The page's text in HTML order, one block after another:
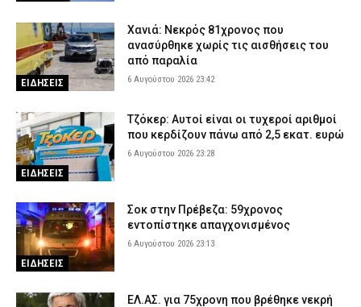
ΕΙΔΗΣΕΙΣ
Χανιά: Νεκρός 81χρονος που
ανασύρθηκε χωρίς τις αισθήσεις του
από παραλία
6 Αυγούστου 2026 23:42
ΕΙΔΗΣΕΙΣ
Τζόκερ: Αυτοί είναι οι τυχεροί αριθμοί
που κερδίζουν πάνω από 2,5 εκατ. ευρώ
6 Αυγούστου 2026 23:28
ΕΙΔΗΣΕΙΣ
Σοκ στην Πρέβεζα: 59χρονος
εντοπίστηκε απαγχονισμένος
6 Αυγούστου 2026 23:13
ΕΛ.ΑΣ. για 75χρονη που βρέθηκε νεκρή